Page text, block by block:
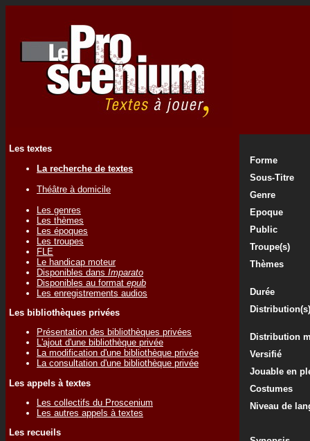
Les textes
La recherche de textes
Théâtre à domicile
Les genres
Les thèmes
Les époques
Les troupes
FLE
Le handicap moteur
Disponibles dans Imparato
Disponibles au format epub
Les enregistrements audios
Les bibliothèques privées
Présentation des bibliothèques privées
L'ajout d'une bibliothèque privée
La modification d'une bibliothèque privée
La consultation d'une bibliothèque privée
Les appels à textes
Les collectifs du Proscenium
Les autres appels à textes
Les recueils
Forme
Sous-Titre
Genre
Epoque
Public
Troupe(s)
Thèmes
Durée
Distribution(s)
Distribution
Versifié
Jouable en
Costumes
Niveau de